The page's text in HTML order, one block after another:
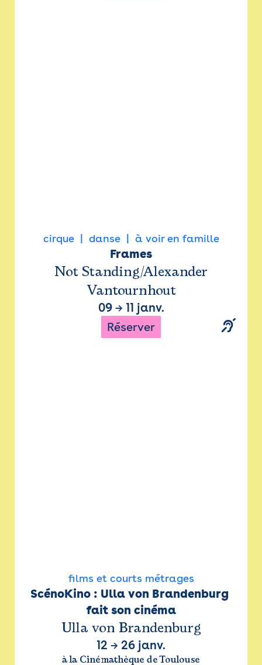
cirque danse à voir en famille
Frames
Not Standing/Alexander
Vantournhout
09→ 11 janv.
Réserver
films et courts métrages
ScénoKino : Ulla von Brandenburg
fait son cinéma
Ulla von Brandenburg
12 → 26 janv.
à la Cinémathèque de Toulouse